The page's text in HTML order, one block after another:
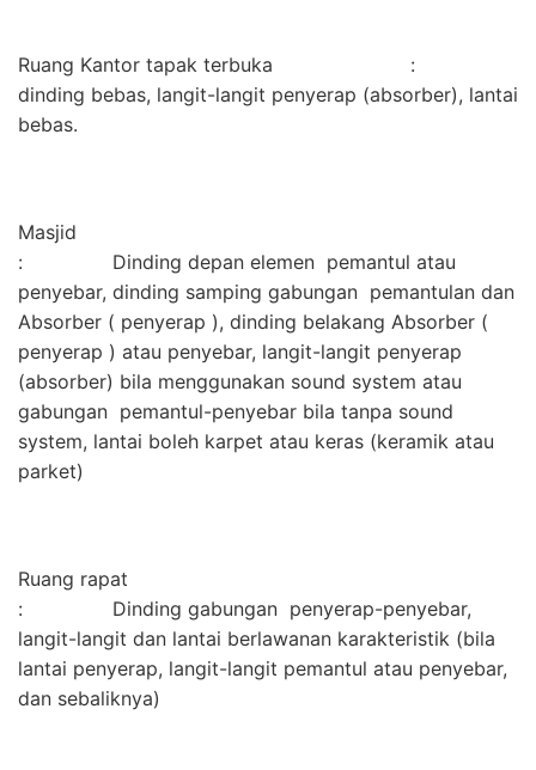
Ruang Kantor tapak terbuka :
dinding bebas, langit-langit penyerap (absorber), lantai
bebas.
Masjid
: Dinding depan elemen pemantul atau
penyebar, dinding samping gabungan pemantulan dan
Absorber ( penyerap ), dinding belakang Absorber (
penyerap ) atau penyebar, langit-langit penyerap
(absorber) bila menggunakan sound system atau
gabungan pemantul-penyebar bila tanpa sound
system, lantai boleh karpet atau keras (keramik atau
parket)
Ruang rapat
: Dinding gabungan penyerap-penyebar,
langit-langit dan lantai berlawanan karakteristik (bila
lantai penyerap, langit-langit pemantul atau penyebar,
dan sebaliknya)